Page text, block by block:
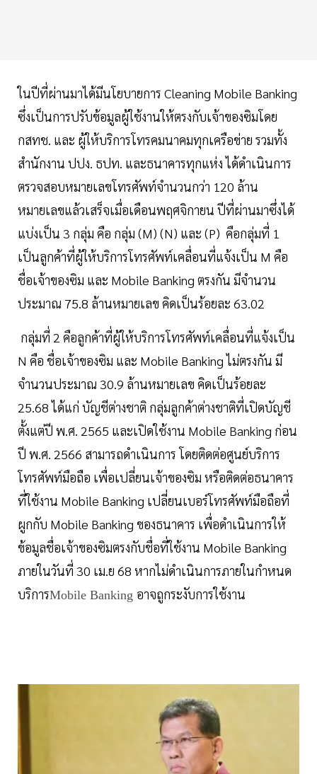
ในปีที่ผ่านมาได้มีนโยบายการ Cleaning Mobile Banking
ซึ่งเป็นการปรับข้อมูลผู้ใช้งานให้ตรงกับเจ้าของซิมโดย
กสทช. และ ผู้ให้บริการโทรคมนาคมทุกเครือข่าย รวมทั้ง
สำนักงาน ปปง. ธปท. และธนาคารทุกแห่ง ได้ดำเนินการ
ตรวจสอบหมายเลขโทรศัพท์จำนวนกว่า 120 ล้าน
หมายเลขแล้วเสร็จเมื่อเดือนพฤศจิกายน ปีที่ผ่านมาซึ่งได้
แบ่งเป็น 3 กลุ่ม คือ กลุ่ม (M) (N) และ (P) คือกลุ่มที่ 1
เป็นลูกค้าที่ผู้ให้บริการโทรศัพท์เคลื่อนที่แจ้งเป็น M คือ
ชื่อเจ้าของซิม และ Mobile Banking ตรงกัน มีจำนวน
ประมาณ 75.8 ล้านหมายเลข คิดเป็นร้อยละ 63.02
กลุ่มที่ 2 คือลูกค้าที่ผู้ให้บริการโทรศัพท์เคลื่อนที่แจ้งเป็น
N คือ ชื่อเจ้าของซิม และ Mobile Banking ไม่ตรงกัน มี
จำนวนประมาณ 30.9 ล้านหมายเลข คิดเป็นร้อยละ
25.68 ได้แก่ บัญชีต่างชาติ กลุ่มลูกค้าต่างชาติที่เปิดบัญชี
ตั้งแต่ปี พ.ศ. 2565 และเปิดใช้งาน Mobile Banking ก่อน
ปี พ.ศ. 2566 สามารถดำเนินการ โดยติดต่อศูนย์บริการ
โทรศัพท์มือถือ เพื่อเปลี่ยนเจ้าของซิม หรือติดต่อธนาคาร
ที่ใช้งาน Mobile Banking เปลี่ยนเบอร์โทรศัพท์มือถือที่
ผูกกับ Mobile Banking ของธนาคาร เพื่อดำเนินการให้
ข้อมูลชื่อเจ้าของซิมตรงกับชื่อที่ใช้งาน Mobile Banking
ภายในวันที่ 30 เม.ย 68 หากไม่ดำเนินการภายในกำหนด
บริการMobile Banking อาจถูกระงับการใช้งาน